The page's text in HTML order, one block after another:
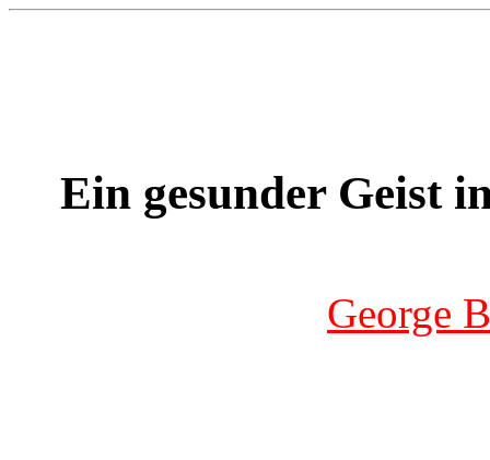
Ein gesunder Geist
George